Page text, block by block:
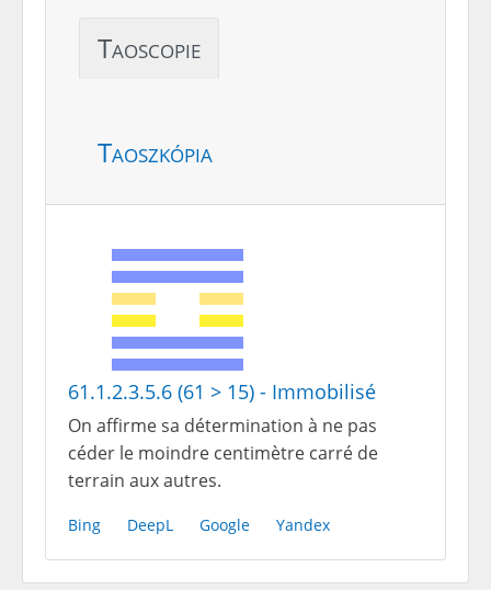
Taoscopie
Taoszkópia
61.1.2.3.5.6 (61 > 15) - Immobilisé
On affirme sa détermination à ne pas
céder le moindre centimètre carré de
terrain aux autres.
Bing DeepL Google Yandex